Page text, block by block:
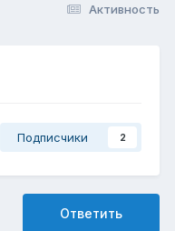
Активность
Подписчики 2
Ответить